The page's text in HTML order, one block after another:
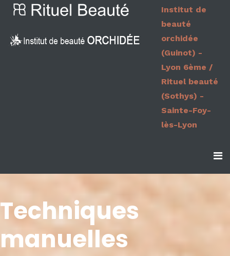
Institut de
beauté
orchidée
(Guinot) -
Lyon 6ème /
Rituel beauté
(Sothys) -
Sainte-Foy-
lès-Lyon
Amincissement et
Suivant votre besoin et votre objectif, retrouvez
Techniques
manuelles